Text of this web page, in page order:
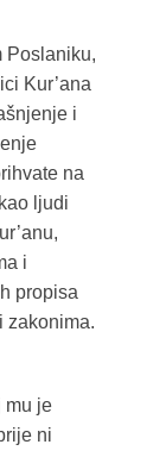
Poslaniku,
Kur’ana
i
na
ljudi
i
propisa
zakonima.
mu je
ni